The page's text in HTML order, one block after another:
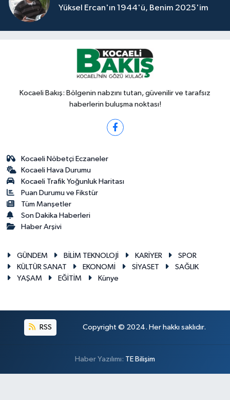
Yüksel Ercan'ın 1944'ü, Benim 2025'im
Kocaeli Bakış: Bölgenin nabzını tutan, güvenilir ve tarafsız
haberlerin buluşma noktası!
Kocaeli Nöbetçi Eczaneler
Kocaeli Hava Durumu
Kocaeli Trafik Yoğunluk Haritası
Puan Durumu ve Fikstür
Tüm Manşetler
Son Dakika Haberleri
Haber Arşivi
GÜNDEM BİLİM TEKNOLOJİ KARİYER
SPOR
KÜLTÜR SANAT
EKONOMİ SİYASET
SAĞLIK
YAŞAM
EĞİTİM Künye
RSS Copyright © 2024. Her hakkı saklıdır.
Haber Yazılımı: TE Bilişim